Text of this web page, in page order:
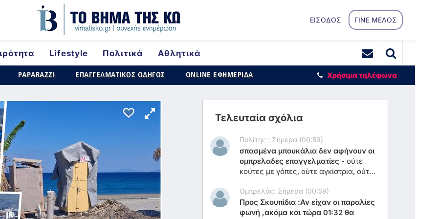
ΕΙΣΟΔΟΣ ΓΙΝΕ ΜΕΛΟΣ
Lifestyle Πολιτικά
Αθλητικά
PAPARAZZI ΕΠΑΓΓΕΛΜΑΤΙΚΟΣ ΟΔΗΓΟΣ ONLINE ΕΦΗΜΕΡΙΔΑ Χρήσιμα τηλέφωνα
Τελευταία σχόλια
Πολίτης : Σήμερα (00:59)
σπασμένα μπουκάλια δεν αφήνουν οι
ομπρελαδες επαγγελματίες -ούτε
κούτες με γόπες, ούτε αγκίστρια, ούτε
θέλεις
Ομπρελάς: Σήμερα (00:59)
Προς Σκουπίδια :Αν είχαν οι παραλίες
φωνή ,ακόμα και τώρα 01:32 θα